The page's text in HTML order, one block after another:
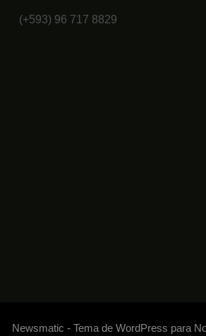
(+593) 96 717 8829
Newsmatic - Tema de WordPress para